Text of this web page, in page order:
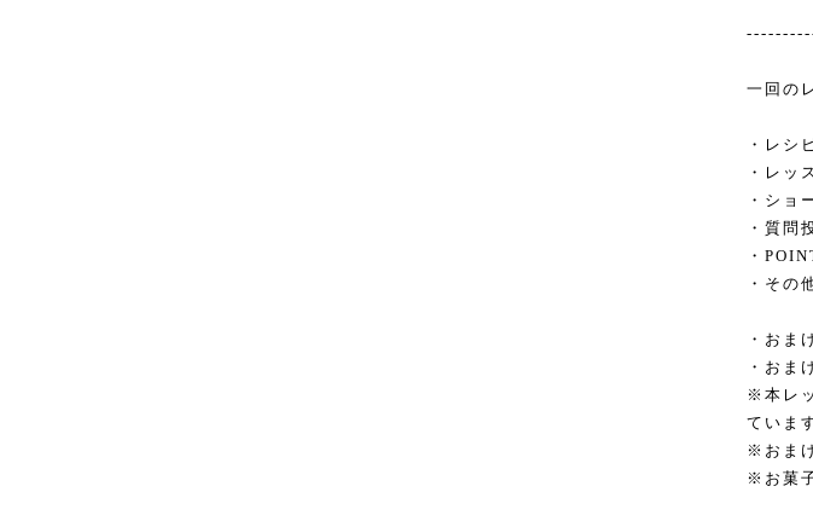
一回の
・レシ
・レッ
・ショ
・質問
・
・その
・おま
・おま
※本レ
ていま
※おま
※お菓